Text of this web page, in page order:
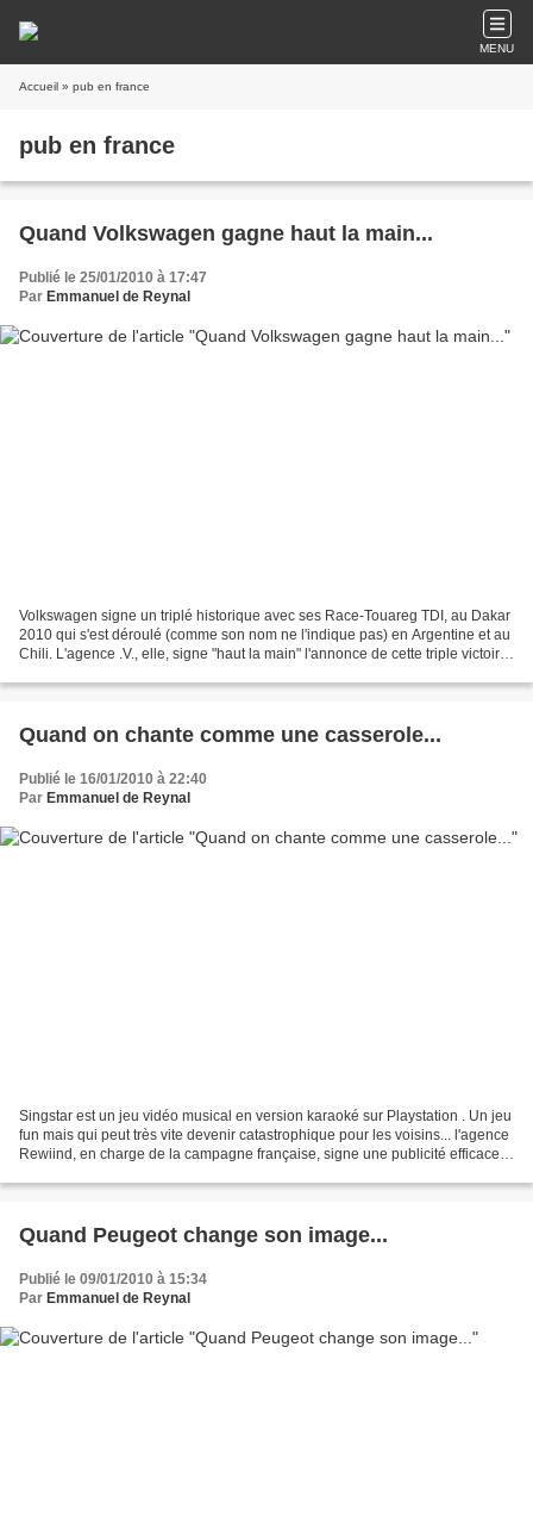
MENU
Accueil » pub en france
pub en france
Quand Volkswagen gagne haut la main...
Publié le 25/01/2010 à 17:47
Par Emmanuel de Reynal
Volkswagen signe un triplé historique avec ses Race-Touareg TDI, au Dakar
2010 qui s'est déroulé (comme son nom ne l'indique pas) en Argentine et au
Chili. L'agence .V., elle, signe "haut la main" l'annonce de cette triple victoire,
Quand on chante comme une casserole...
Publié le 16/01/2010 à 22:40
Par Emmanuel de Reynal
Singstar est un jeu vidéo musical en version karaoké sur Playstation . Un jeu
fun mais qui peut très vite devenir catastrophique pour les voisins... l'agence
Rewiind, en charge de la campagne française, signe une publicité efficace
Quand Peugeot change son image...
Publié le 09/01/2010 à 15:34
Par Emmanuel de Reynal